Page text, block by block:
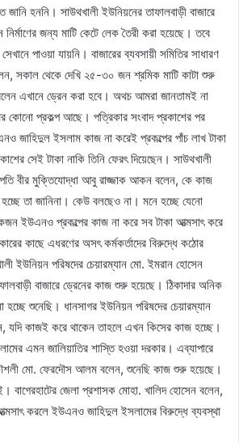
জানি হননি। সাউথখালী ইউনিয়নের তাফালবাড়ী বাজারে
নির্মাণের জন্য মাটি কেটে লেক তৈরী করা হয়েছে। তবে
পাওয়া যায়নি। বাজারের ব্যবসায়ী সমিতির সাধারণ
সকাল থেকে দেখি ২৫-৩০ জন শ্রমিক মাটি কাটা শুরু
এখানে ড্রেন করা হবে। অথচ আমরা জানতামই না
কোনো প্রকল্প আছে। পত্রিকার সংবাদ প্রকাশের পর
জাহিদুল ইসলাম কাজ না করেই প্রকল্পের পাঁচ লাখ টাকা
সেই টাকা নাকি তিনি ফেরৎ দিয়েছেন। সাউথখালী
বীর মুক্তিযোদ্ধা আবু রাজ্জাক আকন বলেন, কে কাজ
তা জানিনা। কেউ বলছেও না। মনে হচ্ছে যেনো
ইউএনও প্রকল্পের কাজ না করে সব টাকা আত্মসাৎ করে
কাছে এধরণের অসৎ কর্মকর্তাদের বিরুদ্ধে কঠোর
ইউনিয়ন পরিষদের চেয়ারম্যান মো. ইমরান হোসেন
বাজারে ড্রেনের কাজ শুরু হয়েছে। ঠিকাদার অনিক
শুনেছি। ধানসাগর ইউনিয়ন পরিষদের চেয়ারম্যান
কাজই করে থাকেন তাহলে এখন কিসের কাজ হচ্ছে।
এমন জালিয়াতির শাস্তি হওয়া দরকার। এব্যাপারে
মো. ফেরদৌস আলম বলেন, শুনেছি কাজ শুরু হয়েছে।
বাগেরহাটের জেলা প্রশাসক মোহা. খালিদ হোসেন বলেন,
করলে ইউএনও জাহিদুল ইসলামের বিরুদ্ধে ব্যবস্থা